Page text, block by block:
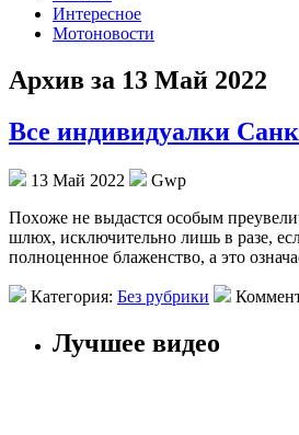
Интересное
Мотоновости
Архив за 13 Май 2022
Все индивидуалки
13 Май 2022
Gwp
Пoxoжe нe выдастся особым
шлюх, исключительно лишь в разе,
полноценное блаженство, а это
Категория: Без рубрики
Лучшее видео